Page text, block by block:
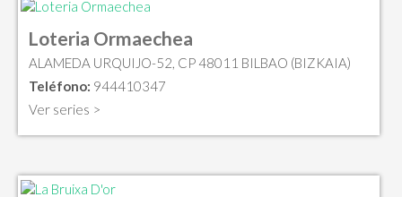
Loteria Ormaechea
ALAMEDA URQUIJO-52, CP 48011 BILBAO (BIZKAIA)
Teléfono: 944410347
Ver series >